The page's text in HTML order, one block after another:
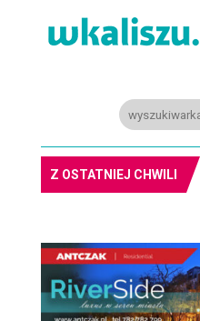
Z OSTATNIEJ CHWILI